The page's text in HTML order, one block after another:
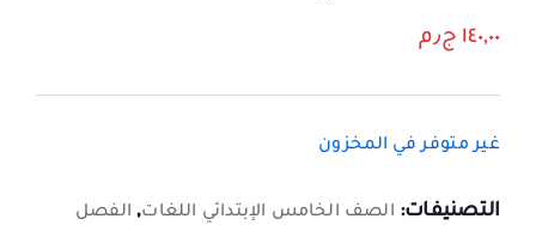
١٤٠,٠٠ ج٫م
غير متوفر في المخزون
التصنيفات: الصف الخامس الإبتدائي اللغات, الفصل